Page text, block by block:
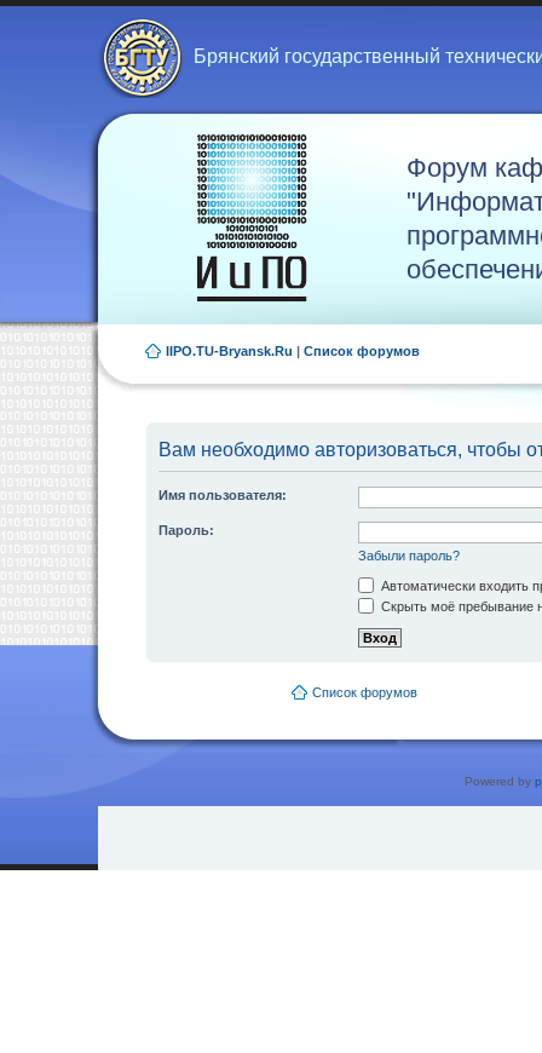
Брянский государственный
Форум
IIPO.TU-Bryansk.Ru | Список форумов
Вам необходимо авторизоваться, чтобы
Имя пользователя:
Пароль:
Забыли пароль?
Автоматически входить
Скрыть моё пребывание
Список форумов
Powered by